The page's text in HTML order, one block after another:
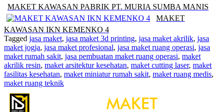
MAKET KAWASAN PABRIK PT. MURIA SUMBA MANIS
MAKET
KAWASAN IKN KEMENKO 4
Tagged jasa maket, jasa maket 3d printing, jasa maket akrilik, jasa
maket jogja, jasa maket profesional, jasa maket ruang operasi, jasa
maket rumah sakit, jasa pembuatan maket ruang operasi, maket
akrilik resin, maket arsitektur kesehatan, maket cutting laser, maket
fasilitas kesehatan, maket miniatur rumah sakit, maket ruang medis,
maket ruang teknik